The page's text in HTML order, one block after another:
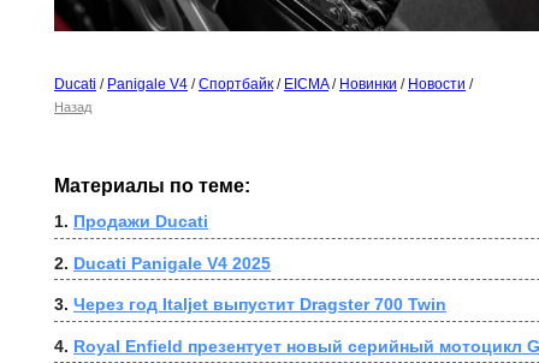
Ducati / Panigale V4 /Спортбайк / EICMA/ Новинки / Новости /
Назад
Материалы по теме:
1. Продажи Ducati
2. Ducati Panigale V4 2025
3. Через год Italjet выпустит Dragster 700 Twin
4. Royal Enfield презентует новый серийный мотоцикл